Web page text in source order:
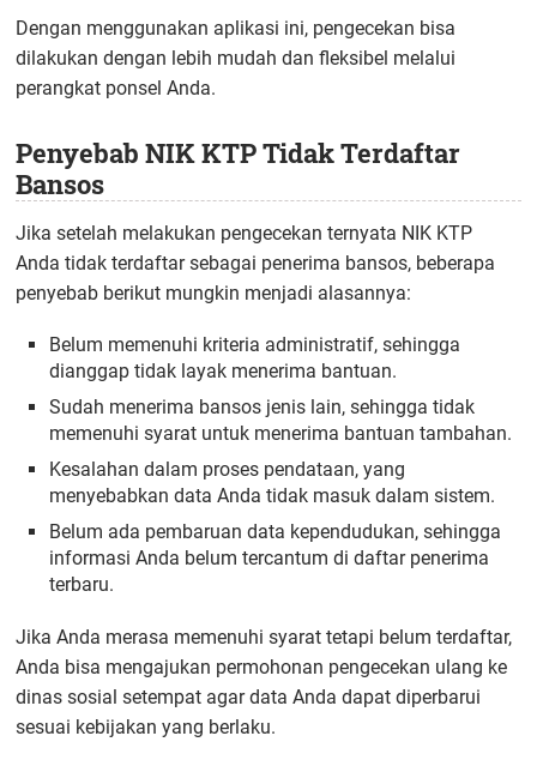
Dengan menggunakan aplikasi ini, pengecekan bisa
dilakukan dengan lebih mudah dan fleksibel melalui
perangkat ponsel Anda.
Penyebab NIK KTP Tidak Terdaftar
Bansos
Jika setelah melakukan pengecekan ternyata NIK KTP
Anda tidak terdaftar sebagai penerima bansos, beberapa
penyebab berikut mungkin menjadi alasannya:
Belum memenuhi kriteria administratif, sehingga
dianggap tidak layak menerima bantuan.
Sudah menerima bansos jenis lain, sehingga tidak
memenuhi syarat untuk menerima bantuan tambahan.
Kesalahan dalam proses pendataan, yang
menyebabkan data Anda tidak masuk dalam sistem.
Belum ada pembaruan data kependudukan, sehingga
informasi Anda belum tercantum di daftar penerima
terbaru.
Jika Anda merasa memenuhi syarat tetapi belum terdaftar,
Anda bisa mengajukan permohonan pengecekan ulang ke
dinas sosial setempat agar data Anda dapat diperbarui
sesuai kebijakan yang berlaku.